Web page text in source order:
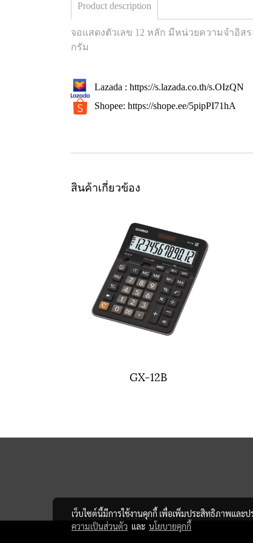
Product description
จอแสดงตัวเลข 12 หลัก มีหน่วยความจำอิส
กรัม
Lazada : https://s.lazada.co.th/s.OIzQN
Shopee: https://shope.ee/5pipPI71hA
สินค้าเกี่ยวข้อง
GX-12B
เว็บไซต์นี้มีการใช้งานคุกกี้ เพื่อเพิ่มประสิทธิภาพและ
ความเป็นส่วนตัว และ นโยบายคุกกี้